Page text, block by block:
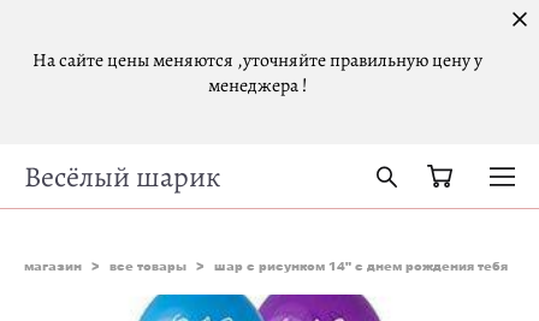
На сайте цены меняются ,уточняйте правильную цену у
менеджера !
Весёлый шарик
магазин > все товары > шар с рисунком 14" с днем рождения тебя